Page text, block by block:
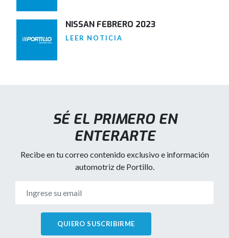
NISSAN FEBRERO 2023
LEER NOTICIA
SÉ EL PRIMERO EN
ENTERARTE
Recibe en tu correo contenido exclusivo e información
automotriz de Portillo.